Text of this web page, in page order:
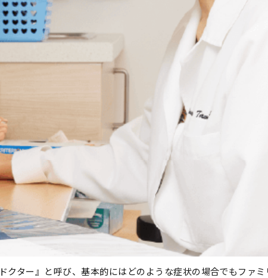
ター』と呼び、基本的にはどのような症状の場合でもファ